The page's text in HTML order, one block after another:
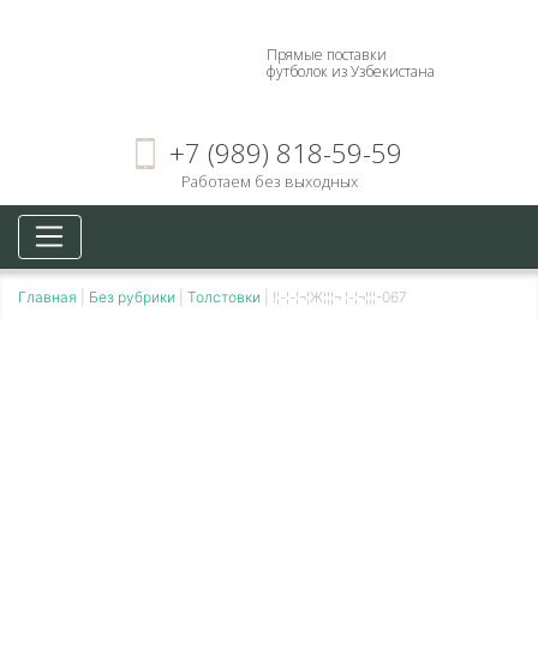
Прямые поставки
футболок из Узбекистана
+7 (989) 818-59-59
Работаем без выходных
Главная Без рубрики Толстовки !¦-¦-¦¬¦Ж¦¦¦¬ ¦-¦¬¦¦¦-067